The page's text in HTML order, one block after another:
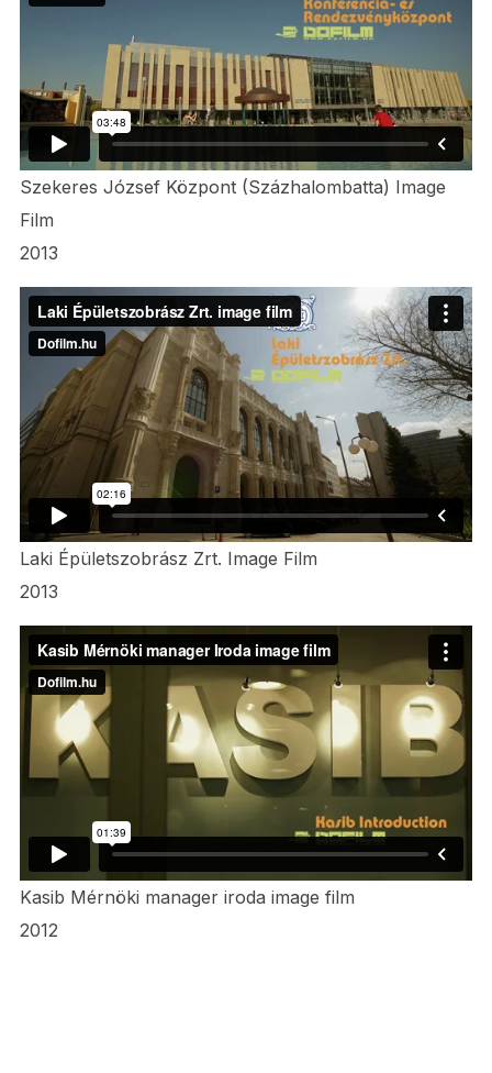
Szekeres József Központ (Százhalombatta) Image
Film
2013
Laki Épületszobrász Zrt. Image Film
2013
Kasib Mérnöki manager iroda image film
2012